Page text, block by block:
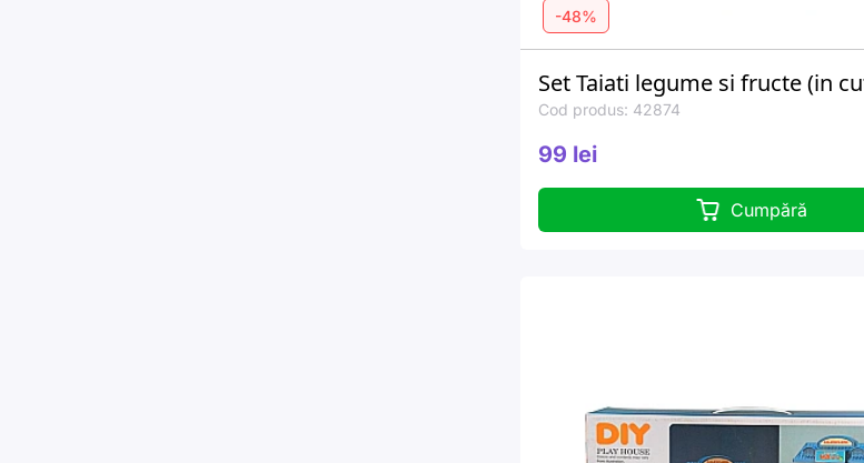
-48%
Set Taiati legume si fructe (in
Cod produs: 42874
99 lei
Cumpără